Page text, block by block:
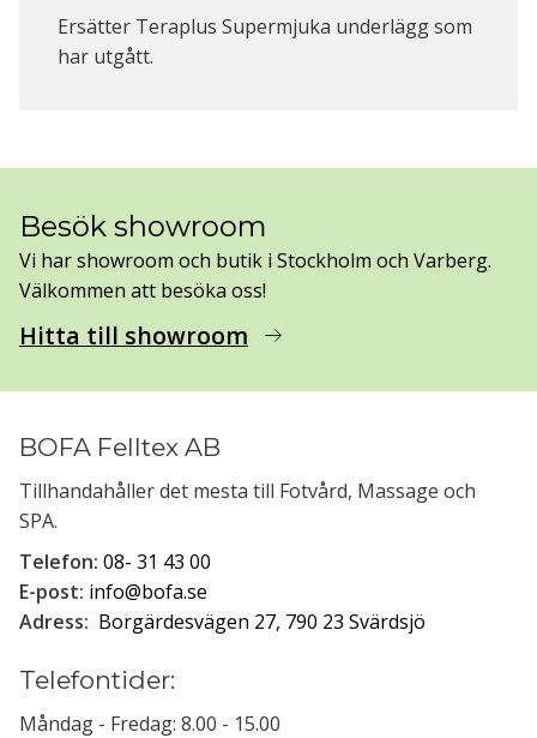
Ersätter Teraplus Supermjuka underlägg som
har utgått.
Besök showroom
Vi har showroom och butik i Stockholm och Varberg.
Välkommen att besöka oss!
Hitta till showroom arrow_right_alt
BOFA Felltex AB
Tillhandahåller det mesta till Fotvård, Massage och
SPA.
Telefon: 08- 31 43 00
E-post: info@bofa.se
Adress: Borgärdesvägen 27, 790 23 Svärdsjö
Telefontider:
Måndag - Fredag: 8.00 - 15.00